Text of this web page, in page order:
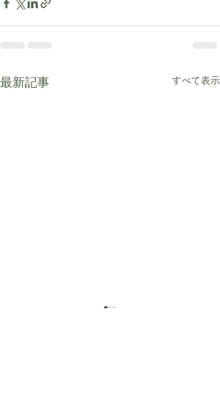
最新記事 すべて表示